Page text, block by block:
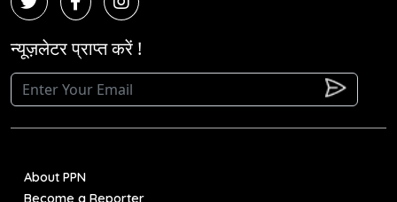
न्यूज़लेटर प्राप्त करें !
About PPN